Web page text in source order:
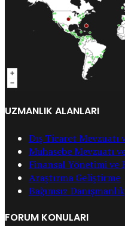
UZMANLIK ALANLARI
Dış Ticaret Mevzuatı
Muhasebe Mevzuatı
Finansal Yönetimi ve
Araştırma Geliştirme
Bağımsız Danışmanlık
FORUM KONULARI